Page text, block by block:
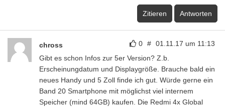
Zitieren Antworten
0 # 01.11.17 um 11:13
chross
Gibt es schon Infos zur 5er Version? Z.b.
Erscheinungdatum und Displaygröße. Brauche bald ein
neues Handy und 5 Zoll finde ich gut. Würde gerne ein
Band 20 Smartphone mit möglichst viel internem
Speicher (mind 64GB) kaufen. Die Redmi 4x Global